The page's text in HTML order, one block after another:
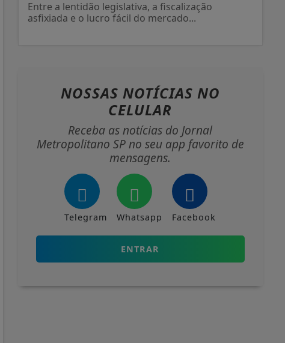
Entre a lentidão legislativa, a fiscalização
asfixiada e o lucro fácil do mercado...
NOSSAS NOTÍCIAS NO
CELULAR
Receba as notícias do Jornal
Metropolitano SP no seu app favorito de
mensagens.
Telegram Whatsapp Facebook
ENTRAR